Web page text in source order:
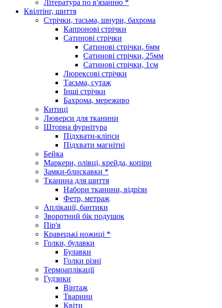
Література по в'язанню *
Квілтінг, шиття
Стрічки, тасьма, шнури, бахрома
Капронові стрічки
Сатинові стрічки
Сатинові стрічки, 6мм
Сатинові стрічки, 25мм
Сатинові стрічки, 1см
Люрексові стрічки
Тасьма, сутаж
Інші стрічки
Бахрома, мереживо
Китиці
Люверси для тканини
Шторна фурнітура
Підхвати-кліпси
Підхвати магнітні
Бейка
Маркери, олівці, крейда, копіри
Замки-блискавки *
Тканина для шиття
Набори тканини, відрізи
Фетр, метраж
Аплікації, бантики
Зворотний бік подушок
Пір'я
Кравецькі ножиці *
Голки, булавки
Булавки
Голки різні
Термоаплікації
Гудзики
Вінтаж
Тварини
Квіти